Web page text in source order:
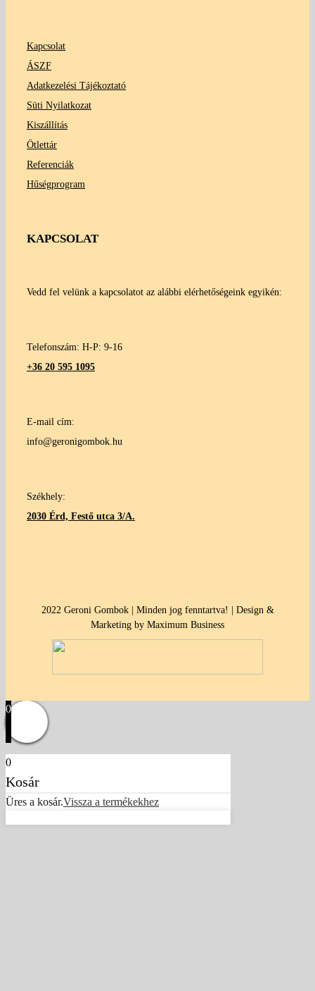
Kapcsolat
ÁSZF
Adatkezelési Tájékoztató
Süti Nyilatkozat
Kiszállítás
Ötlettár
Referenciák
Hűségprogram
KAPCSOLAT
Vedd fel velünk a kapcsolatot az alábbi elérhetőségeink egyikén:
Telefonszám: H-P: 9-16
+36 20 595 1095
E-mail cím:
info@geronigombok.hu
Székhely:
2030 Érd, Festő utca 3/A.
2022 Geroni Gombok | Minden jog fenntartva! | Design &
Marketing by Maximum Business
0
0
Kosár
Üres a kosár.Vissza a termékekhez